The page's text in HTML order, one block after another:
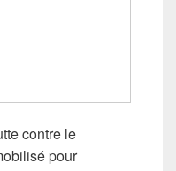
contre le
pour